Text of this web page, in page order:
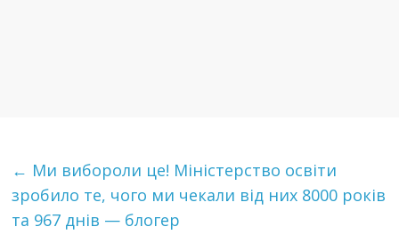
← Ми вибороли це! Міністерство освіти
зробило те, чого ми чекали від них 8000 років
та 967 днів — блогер